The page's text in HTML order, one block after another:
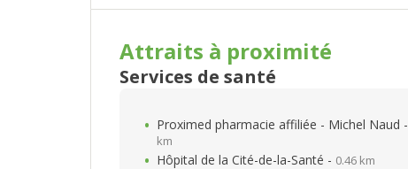
Attraits à proximité
Services de santé
Proximed pharmacie affiliée - Michel Naud -
km
Hôpital de la Cité-de-la-Santé - 0.46 km